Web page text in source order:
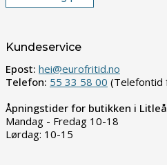
Kundeservice
Epost: hei@eurofritid.no
Telefon: 55 33 58 00 (Telefontid
Åpningstider for butikken i
Mandag - Fredag 10-18
Lørdag: 10-15